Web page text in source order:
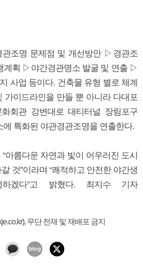
조명 문제점 및 개선방안 ▷경관조
계획 ▷야간경관명소 발굴 및 연출 ▷
사업 등이다. 건축물 유형 별로 체계
가이드라인을 만들 뿐 아니라 다대포
회관 강변대로 대티터널 장림포구
에 특화된 야관경관조명을 연출한다.
아름다운 자연과 빛이 어우러진 도시
것”이라며 “쾌적하고 안전한 야간생
겠다”고 밝혔다. 최지수 기자
무단 전재 및 재배포 금지